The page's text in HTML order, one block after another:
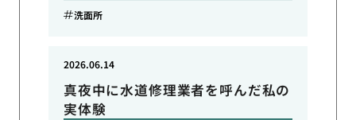
洗面所
真夜中に水道修理業者を呼んだ私の
実体験
2026.06.14